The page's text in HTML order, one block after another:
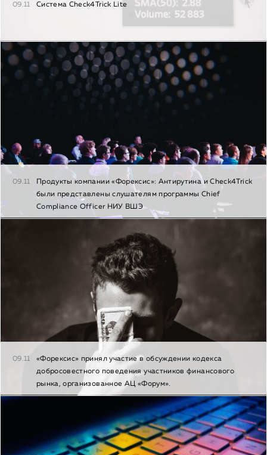
09.11 Система Check4Trick Lite
09.11
Продукты компании «Форексис»: Антирутина и Check4Trick
были представлены слушателям программы Chief
Сompliance Officer НИУ ВШЭ
09.11
«Форексис» принял участие в обсуждении кодекса
добросовестного поведения участников финансового
рынка, организованное АЦ «Форум».